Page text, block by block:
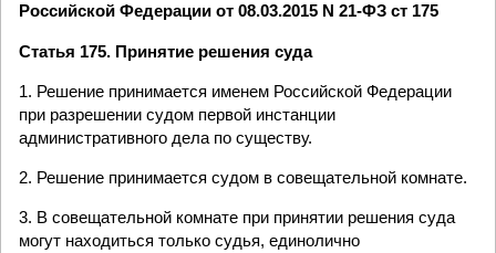
Российской Федерации от 08.03.2015 N 21-ФЗ ст 175
Статья 175. Принятие решения суда
1. Решение принимается именем Российской Федерации
при разрешении судом первой инстанции
административного дела по существу.
2. Решение принимается судом в совещательной комнате.
3. В совещательной комнате при принятии решения суда
могут находиться только судья, единолично